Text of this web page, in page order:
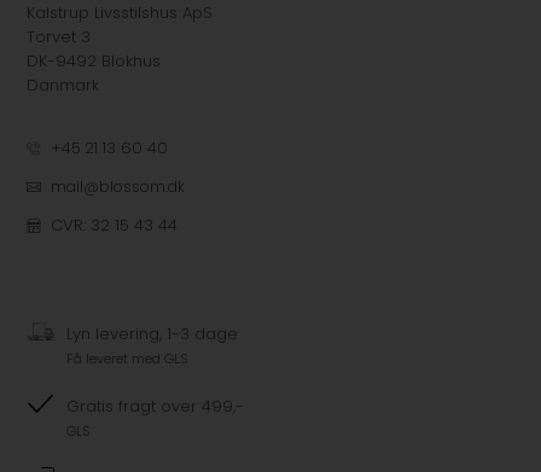
Kalstrup Livsstilshus ApS
Torvet 3
DK-9492 Blokhus
Danmark
+45 21 13 60 40
mail@blossom.dk
CVR: 32 15 43 44
Lyn levering, 1-3 dage
Få leveret med GLS
Gratis fragt over 499,-
GLS